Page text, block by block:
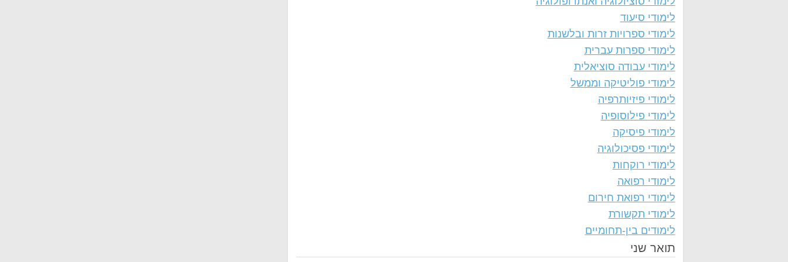
לימודי סיעוד
לימודי ספרויות זרות ובלשנות
לימודי ספרות עברית
לימודי עבודה סוציאלית
לימודי פוליטיקה וממשל
לימודי פיזיותרפיה
לימודי פילוסופיה
לימודי פיסיקה
לימודי פסיכולוגיה
לימודי רוקחות
לימודי רפואה
לימודי רפואת חירום
לימודי תקשורת
לימודים בין-תחומיים
תואר שני